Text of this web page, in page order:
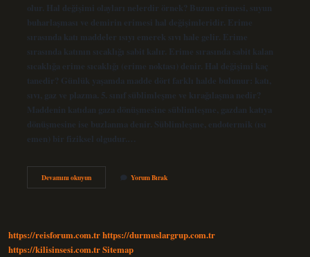
olur. Hal değişimi olayları nelerdir örnek? Buzun erimesi, suyun
buharlaşması ve demirin erimesi hal değişimleridir. Erime
sırasında katı maddeler ısıyı emerek sıvı hale gelir. Erime
sırasında katının sıcaklığı sabit kalır. Erime sırasında sabit kalan
sıcaklığa erime sıcaklığı (erime noktası) denir. Hal değişimi kaç
tanedir? Günlük yaşamda madde dört farklı halde bulunur: katı,
sıvı, gaz ve plazma. 5. sınıf süblimleşme ve kırağılaşma nedir?
Maddenin katıdan gaza dönüşmesine süblimleşme, gazdan katıya
dönüşmesine ise buzlanma denir. Süblimleşme, endotermik (ısı
emen) bir fiziksel olgudur.…
Devamını okuyunMaddenin
Hal
Yorum Bırak
https://reisforum.com.trhttps://durmuslargrup.com.tr
https://kilisinsesi.com.trSitemap